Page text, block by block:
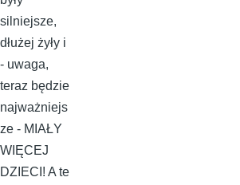
silniejsze,
dłużej żyły i
- uwaga,
teraz będzie
najważniejs
ze - MIAŁY
WIĘCEJ
DZIECI! A te